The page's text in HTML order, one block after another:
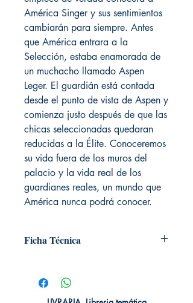
América Singer y sus sentimientos
cambiarán para siempre. Antes
que América entrara a la
Selección, estaba enamorada de
un muchacho llamado Aspen
Leger. El guardián está contada
desde el punto de vista de Aspen y
comienza justo después de que las
chicas seleccionadas quedaran
reducidas a la Élite. Conoceremos
su vida fuera de los muros del
palacio y la vida real de los
guardianes reales, un mundo que
América nunca podrá conocer.
Ficha Técnica
Editorial: Roca Editorial
Idioma: Castellano